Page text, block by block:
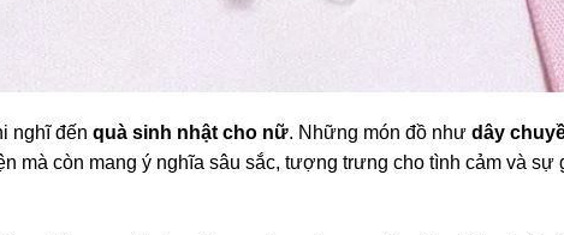
nghĩ đến quà sinh nhật cho nữ. Những món đồ như dây
mà còn mang ý nghĩa sâu sắc, tượng trưng cho tình cảm và sự